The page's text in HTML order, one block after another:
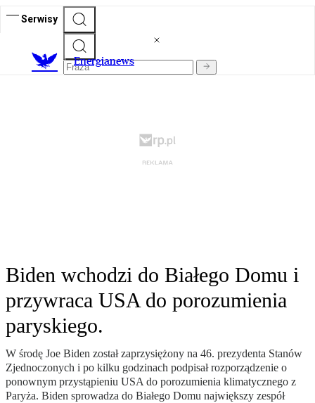
Serwisy
Energianews
Biden wchodzi do Białego Domu i
przywraca USA do porozumienia
paryskiego.
W środę Joe Biden został zaprzysiężony na 46. prezydenta Stanów
Zjednoczonych i po kilku godzinach podpisał rozporządzenie o
ponownym przystąpieniu USA do porozumienia klimatycznego z
Paryża. Biden sprowadza do Białego Domu największy zespół